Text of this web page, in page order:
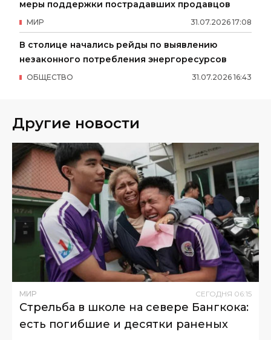
меры поддержки пострадавших продавцов
31.07.2026 17:08
МИР
В столице начались рейды по выявлению
незаконного потребления энергоресурсов
31.07.2026 16:43
ОБЩЕСТВО
Другие новости
МИР СЕГОДНЯ 06:15
Стрельба в школе на севере Бангкока:
есть погибшие и десятки раненых